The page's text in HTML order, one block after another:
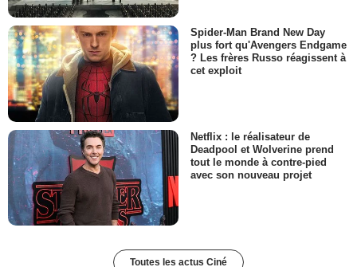
Spider-Man Brand New Day
plus fort qu'Avengers Endgame
? Les frères Russo réagissent à
cet exploit
Netflix : le réalisateur de
Deadpool et Wolverine prend
tout le monde à contre-pied
avec son nouveau projet
Toutes les actus Ciné